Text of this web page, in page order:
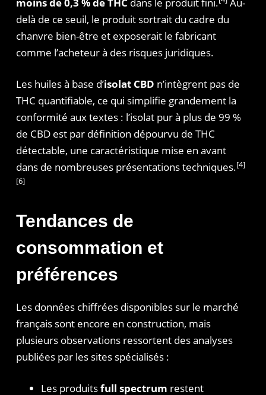
delà de ce seuil, le produit sortrait du cadre du
chanvre bien-être et exposerait le fabricant
comme l’acheteur à des risques juridiques.
Les huiles à base d’isolat CBD n’intègrent pas de
THC quantifiable, ce qui simplifie grandement la
conformité aux textes : l’isolat pur à plus de 99 %
de CBD est par définition dépourvu de THC
détectable, une caractéristique mise en avant
dans de nombreuses présentations techniques.[4]
[6]
Tendances de
consommation et
préférences
Les données chiffrées disponibles sur le marché
français sont encore en construction, mais
plusieurs observations ressortent des analyses
publiées par les sites spécialisés :
Les produitsfull spectrum restent